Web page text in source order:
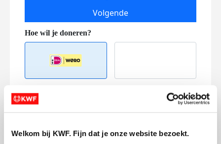
Welkom bij KWF. Fijn dat je onze website bezoekt.
Volgende
Creditcard
Referentie